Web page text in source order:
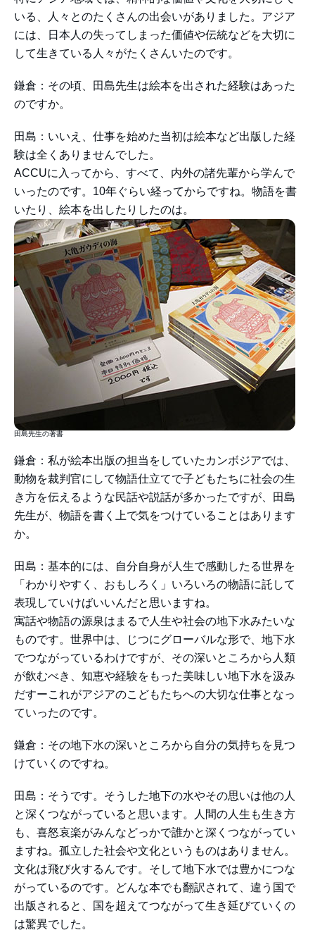
いる、人々とのたくさんの出会いがありました。アジア
には、日本人の失ってしまった価値や伝統などを大切に
して生きている人々がたくさんいたのです。
鎌倉：その頃、田島先生は絵本を出された経験はあった
のですか。
田島：いいえ、仕事を始めた当初は絵本など出版した経
験は全くありませんでした。
ACCUに入ってから、すべて、内外の諸先輩から学んで
いったのです。10年ぐらい経ってからですね。物語を書
いたり、絵本を出したりしたのは。
田島先生の著書
鎌倉：私が絵本出版の担当をしていたカンボジアでは、
動物を裁判官にして物語仕立てで子どもたちに社会の生
き方を伝えるような民話や説話が多かったですが、田島
先生が、物語を書く上で気をつけていることはあります
か。
田島：基本的には、自分自身が人生で感動したる世界を
「わかりやすく、おもしろく」いろいろの物語に託して
表現していけばいいんだと思いますね。
寓話や物語の源泉はまるで人生や社会の地下水みたいな
ものです。世界中は、じつにグローバルな形で、地下水
でつながっているわけですが、その深いところから人類
が飲むべき、知恵や経験をもった美味しい地下水を汲み
だすーこれがアジアのこどもたちへの大切な仕事となっ
ていったのです。
鎌倉：その地下水の深いところから自分の気持ちを見つ
けていくのですね。
田島：そうです。そうした地下の水やその思いは他の人
と深くつながっていると思います。人間の人生も生き方
も、喜怒哀楽がみんなどっかで誰かと深くつながってい
ますね。孤立した社会や文化というものはありません。
文化は飛び火するんです。そして地下水では豊かにつな
がっているのです。どんな本でも翻訳されて、違う国で
出版されると、国を超えてつながって生き延びていくの
は驚異でした。